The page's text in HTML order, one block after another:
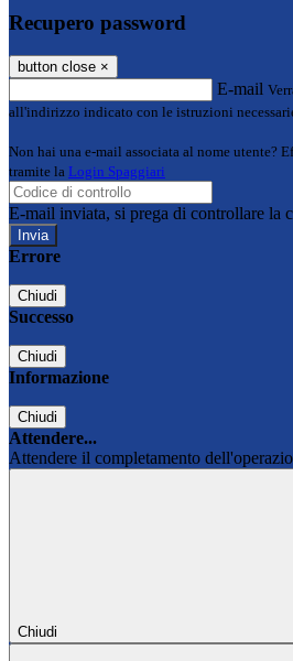
Recupero password
button close ×
E-mail
all'indirizzo indicato con le istruzioni
Non hai una e-mail associata al nome utente?
tramite la Login Spaggiari
E-mail inviata, si prega di controllare la
Errore
Chiudi
Successo
Chiudi
Informazione
Chiudi
Attendere...
Attendere il completamento
Chiudi